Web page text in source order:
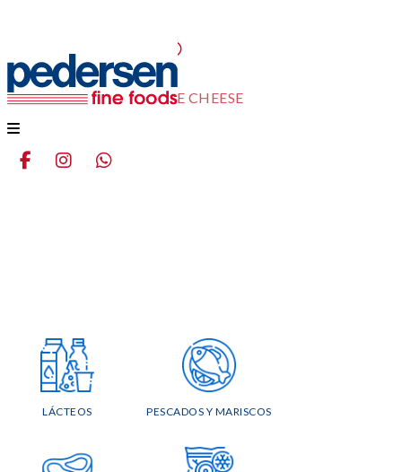
BLUE CHEESE
Home Productos BLUE CHEESE
aqui
LÁCTEOS PESCADOS Y MARISCOS